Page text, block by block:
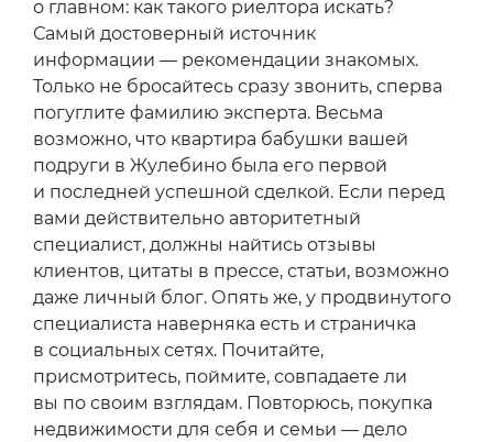
о главном: как такого риелтора искать?
Самый достоверный источник
информации — рекомендации знакомых.
Только не бросайтесь сразу звонить, сперва
погуглите фамилию эксперта. Весьма
возможно, что квартира бабушки вашей
подруги в Жулебино была его первой
и последней успешной сделкой. Если перед
вами действительно авторитетный
специалист, должны найтись отзывы
клиентов, цитаты в прессе, статьи, возможно
даже личный блог. Опять же, у продвинутого
специалиста наверняка есть и страничка
в социальных сетях. Почитайте,
присмотритесь, поймите, совпадаете ли
вы по своим взглядам. Повторюсь, покупка
недвижимости для себя и семьи — дело